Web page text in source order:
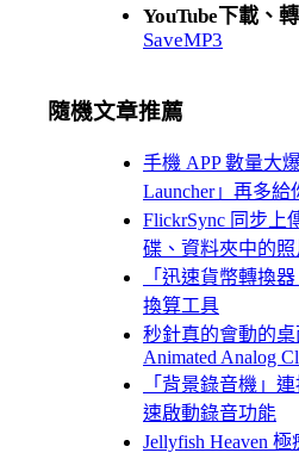
YouTube下載、
SaveMP3
隨機文章推薦
手機 APP 數量大
Launcher」再多給
FlickrSync 同步上
碟、資料夾中的
「迅速貨幣轉換
換算工具
秒針真的會動的
Animated Analog
「背景錄音機」
速啟動錄音功能
Jellyfish Heaven